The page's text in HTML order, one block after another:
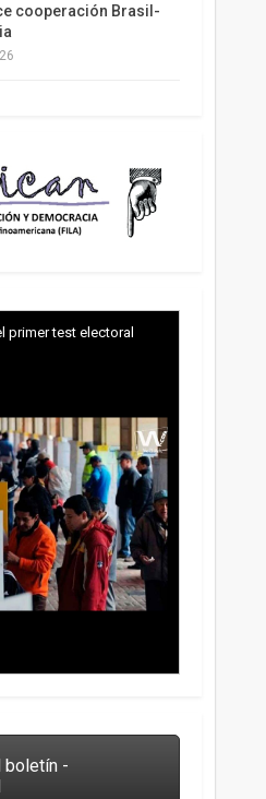
cooperación Brasil-
primer test electoral
boletín -